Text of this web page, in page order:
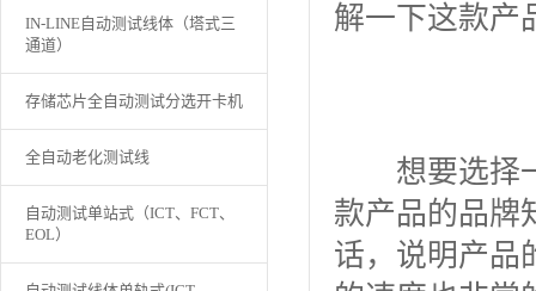
IN-LINE自动测试线体（塔式三
通道）
存储芯片全自动测试分选开卡机
全自动老化测试线
自动测试单站式（ICT、FCT、
EOL）
解一下这款产
想要选择
款产品的品牌
话，说明产品